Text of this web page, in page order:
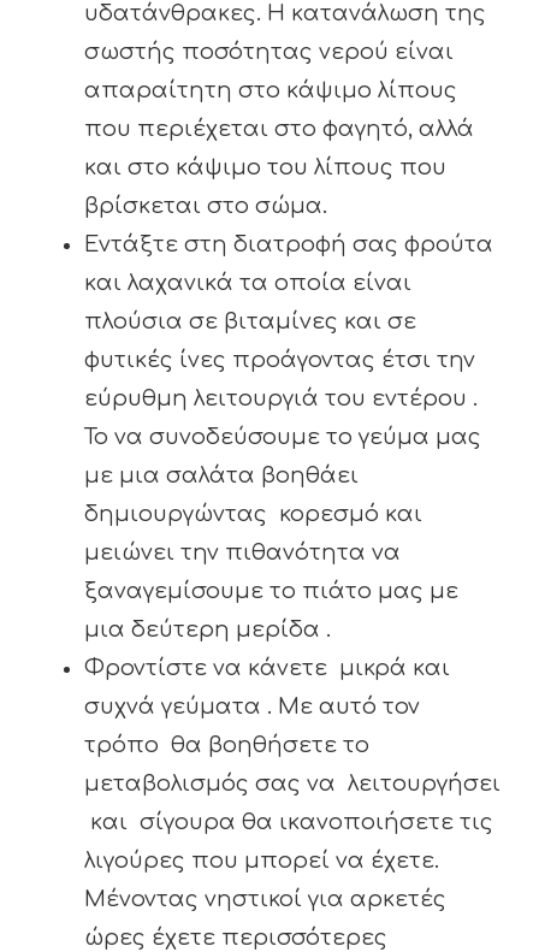
υδατάνθρακες. Η κατανάλωση της
σωστής ποσότητας νερού είναι
απαραίτητη στο κάψιμο λίπους
που περιέχεται στο φαγητό, αλλά
και στο κάψιμο του λίπους που
βρίσκεται στο σώμα.
Εντάξτε στη διατροφή σας φρούτα
και λαχανικά τα οποία είναι
πλούσια σε βιταμίνες και σε
φυτικές ίνες προάγοντας έτσι την
εύρυθμη λειτουργιά του εντέρου .
Το να συνοδεύσουμε το γεύμα μας
με μια σαλάτα βοηθάει
δημιουργώντας κορεσμό και
μειώνει την πιθανότητα να
ξαναγεμίσουμε το πιάτο μας με
μια δεύτερη μερίδα .
Φροντίστε να κάνετε μικρά και
συχνά γεύματα . Με αυτό τον
τρόπο θα βοηθήσετε το
μεταβολισμός σας να λειτουργήσει
και σίγουρα θα ικανοποιήσετε τις
λιγούρες που μπορεί να έχετε.
Μένοντας νηστικοί για αρκετές
ώρες έχετε περισσότερες